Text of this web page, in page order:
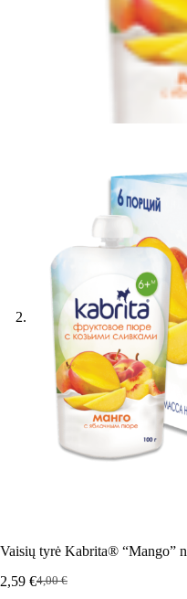
Vaisių tyrė Kabrita® “Mango”
4,00€
Pradinė
2,59 €Dabartinė